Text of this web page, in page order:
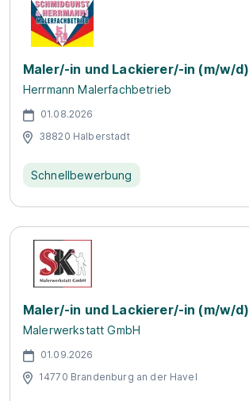
Maler/-in und Lackierer/-in (m/w/d)
Herrmann Malerfachbetrieb
01.08.2026
38820 Halberstadt
Schnellbewerbung
Maler/-in und Lackierer/-in (m/w/d)
Malerwerkstatt GmbH
01.09.2026
14770 Brandenburg an der Havel